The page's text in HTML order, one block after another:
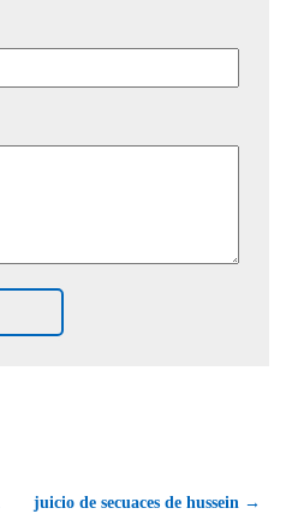
juicio de secuaces de hussein →